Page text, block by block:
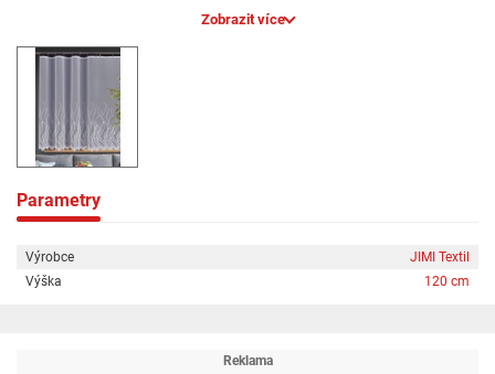
objednání připočíst materiál na zarovnání a začištění krajů. Omlouváme
neupravujeme. Nejsou obšité a nemají našitou řasící pásku. Případné
úpravy proveďte svépomocí nebo u své oblíbené švadlenky.
Zobrazit více
Parametry
Výrobce
JIMI Textil
Výška
120 cm